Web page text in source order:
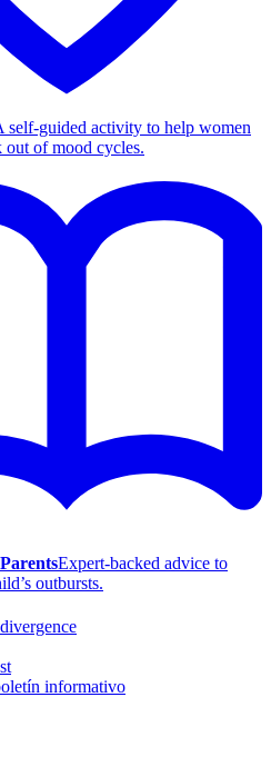
self-guided activity to help women
of mood cycles.
Expert-backed advice to
outbursts.
informativo